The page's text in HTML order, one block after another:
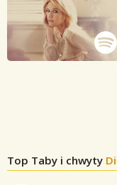
Top Taby i chwyty